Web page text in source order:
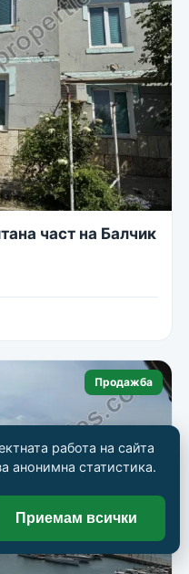
част на Балчик
Продажба
работа на сайта
анонимна статистика.
Приемам всички